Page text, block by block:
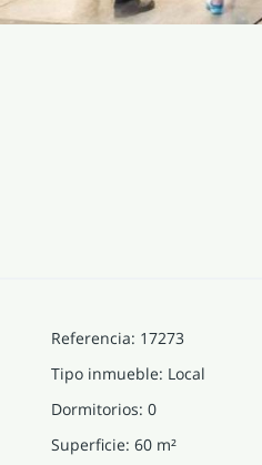
Referencia: 17273
Tipo inmueble: Local
Dormitorios: 0
Superficie: 60 m²